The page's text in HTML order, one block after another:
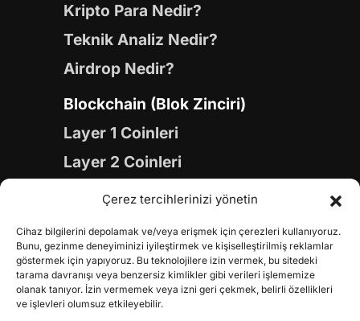
Çerez tercihlerinizi yönetin
Cihaz bilgilerini depolamak ve/veya erişmek için çerezleri kullanıyoruz.
Bunu, gezinme deneyiminizi iyileştirmek ve kişiselleştirilmiş reklamlar
göstermek için yapıyoruz. Bu teknolojilere izin vermek, bu sitedeki
tarama davranışı veya benzersiz kimlikler gibi verileri işlememize
olanak tanıyor. İzin vermemek veya izni geri çekmek, belirli özellikleri
ve işlevleri olumsuz etkileyebilir.
Kripto Para Nedir?
Teknik Analiz Nedir?
Airdrop Nedir?
Blockchain (Blok Zinciri)
Layer 1 Coinleri
Layer 2 Coinleri
Yapay Zeka (AI) Coinleri
Gaming Coinleri
RWA Coinleri
DeFi Coinleri